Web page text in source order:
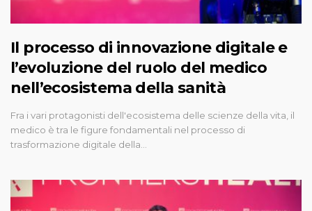
Il processo di innovazione digitale e
l’evoluzione del ruolo del medico
nell’ecosistema della sanità
Fra i vari protagonisti dell'ecosistema delle scienze della vita, il
medico è tra le figure fondamentali nel processo di
trasformazione digitale della…